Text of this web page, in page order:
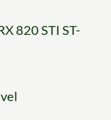
820 STI ST-